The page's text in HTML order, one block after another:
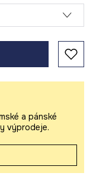
a pánské
výprodeje.